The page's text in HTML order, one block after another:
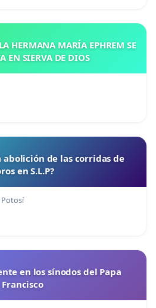
HERMANA MARÍA EPHREM SE
EN SIERVA DE DIOS
abolición de las corridas de
en S.L.P?
en los sínodos del Papa
Francisco